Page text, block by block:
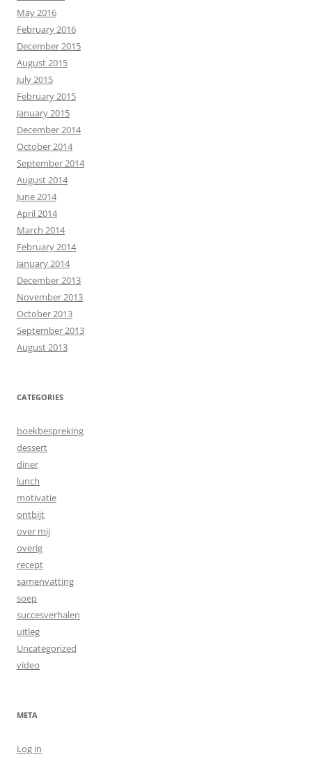
May 2016
February 2016
December 2015
August 2015
July 2015
February 2015
January 2015
December 2014
October 2014
September 2014
August 2014
June 2014
April 2014
March 2014
February 2014
January 2014
December 2013
November 2013
October 2013
September 2013
August 2013
CATEGORIES
boekbespreking
dessert
diner
lunch
motivatie
ontbijt
over mij
overig
recept
samenvatting
soep
succesverhalen
uitleg
Uncategorized
video
META
Log in